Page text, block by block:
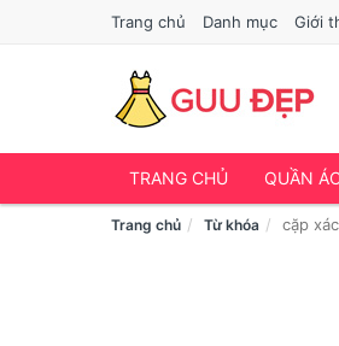
Trang chủ Danh mục Giới
TRANG CHỦ QUẦN
Trang chủ Từ khóa cặp